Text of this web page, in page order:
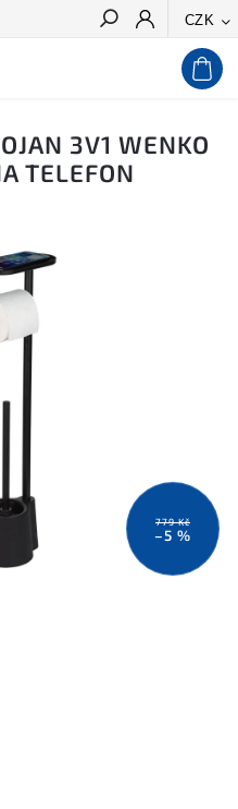
CZK
Hledat
3V1 WENKO
TELEFON
779 Kč
–5 %